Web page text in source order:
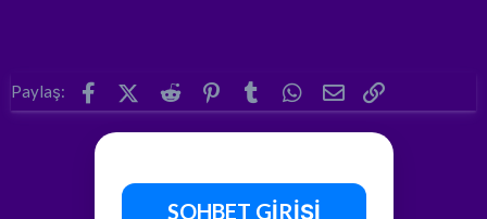
Paylaş: FacebookX (Twitter)
Reddit Pinterest
Tumblr WhatsApp
E-posta
SOHBET GİRİŞİ